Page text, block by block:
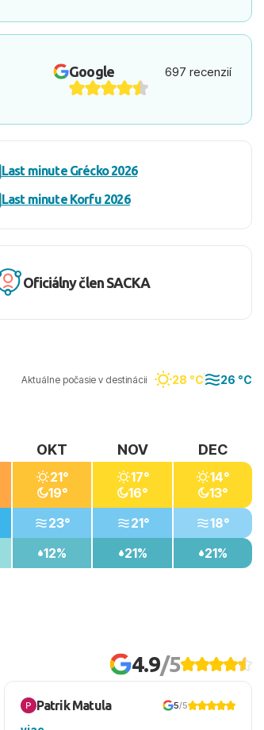
Google 697 recenzií
Last minute Grécko 2026
Last minute Korfu 2026
Oficiálny člen SACKA
Aktuálne počasie v destinácii 28 °C 26 °C
OKT
21°
19°
23°
12%
NOV
17°
16°
21°
21%
DEC
14°
13°
18°
21%
4.9/5
Patrik Matula 5/5